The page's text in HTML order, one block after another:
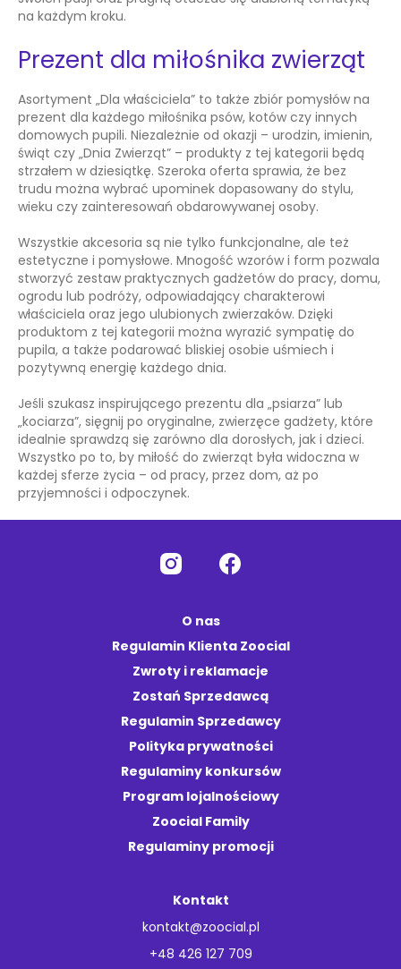
na każdym kroku.
Prezent dla miłośnika zwierząt
Asortyment „Dla właściciela” to także zbiór pomysłów na
prezent dla każdego miłośnika psów, kotów czy innych
domowych pupili. Niezależnie od okazji – urodzin, imienin,
świąt czy „Dnia Zwierząt” – produkty z tej kategorii będą
strzałem w dziesiątkę. Szeroka oferta sprawia, że bez
trudu można wybrać upominek dopasowany do stylu,
wieku czy zainteresowań obdarowywanej osoby.
Wszystkie akcesoria są nie tylko funkcjonalne, ale też
estetyczne i pomysłowe. Mnogość wzorów i form pozwala
stworzyć zestaw praktycznych gadżetów do pracy, domu,
ogrodu lub podróży, odpowiadający charakterowi
właściciela oraz jego ulubionych zwierzaków. Dzięki
produktom z tej kategorii można wyrazić sympatię do
pupila, a także podarować bliskiej osobie uśmiech i
pozytywną energię każdego dnia.
Jeśli szukasz inspirującego prezentu dla „psiarza” lub
„kociarza”, sięgnij po oryginalne, zwierzęce gadżety, które
idealnie sprawdzą się zarówno dla dorosłych, jak i dzieci.
Wszystko po to, by miłość do zwierząt była widoczna w
każdej sferze życia – od pracy, przez dom, aż po
przyjemności i odpoczynek.
O nas
Regulamin Klienta Zoocial
Zwroty i reklamacje
Zostań Sprzedawcą
Regulamin Sprzedawcy
Polityka prywatności
Regulaminy konkursów
Program lojalnościowy
Zoocial Family
Regulaminy promocji
Kontakt
kontakt@zoocial.pl
+48 426 127 709